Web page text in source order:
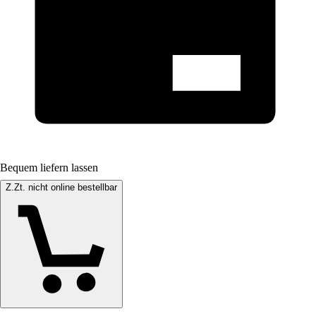
Bequem liefern lassen
Z.Zt. nicht online bestellbar